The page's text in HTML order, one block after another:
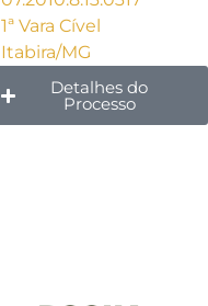
1ª Vara Cível
Itabira/MG
Detalhes do
Processo